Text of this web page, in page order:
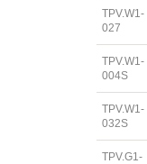
TPV.W1-
027
TPV.W1-
004S
TPV.W1-
032S
TPV.G1-